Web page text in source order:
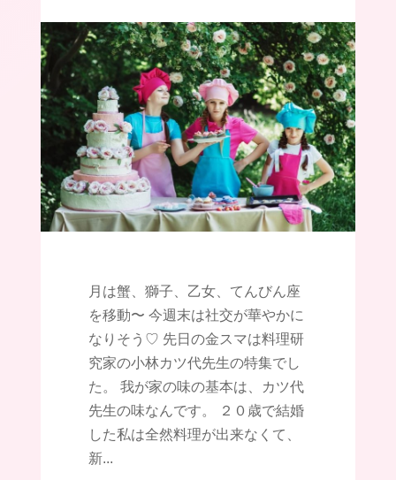
月は蟹、獅子、乙女、てんびん座
を移動〜 今週末は社交が華やかに
なりそう♡ 先日の金スマは料理研
究家の小林カツ代先生の特集でし
た。 我が家の味の基本は、カツ代
先生の味なんです。 ２０歳で結婚
した私は全然料理が出来なくて、
新...